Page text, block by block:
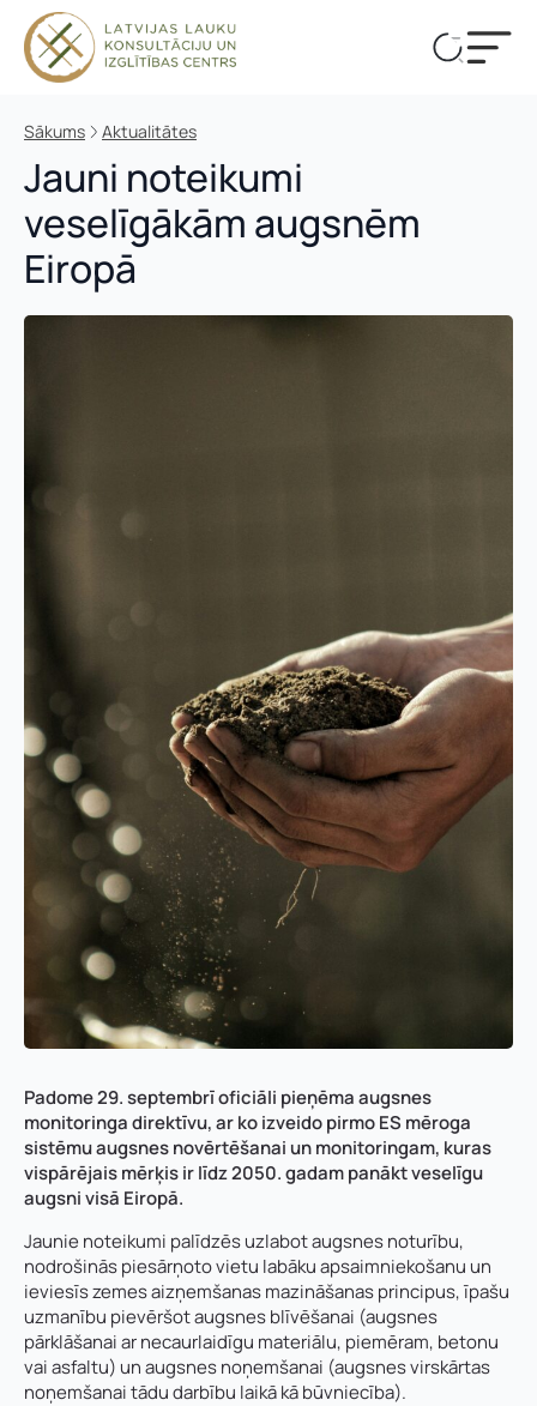
Sākums Aktualitātes
Jauni noteikumi
veselīgākām augsnēm
Eiropā
Padome 29. septembrī oficiāli pieņēma augsnes
monitoringa direktīvu, ar ko izveido pirmo ES mēroga
sistēmu augsnes novērtēšanai un monitoringam, kuras
vispārējais mērķis ir līdz 2050. gadam panākt veselīgu
augsni visā Eiropā.
Jaunie noteikumi palīdzēs uzlabot augsnes noturību,
nodrošinās piesārņoto vietu labāku apsaimniekošanu un
ieviesīs zemes aizņemšanas mazināšanas principus, īpašu
uzmanību pievēršot augsnes blīvēšanai (augsnes
pārklāšanai ar necaurlaidīgu materiālu, piemēram, betonu
vai asfaltu) un augsnes noņemšanai (augsnes virskārtas
noņemšanai tādu darbību laikā kā būvniecība).